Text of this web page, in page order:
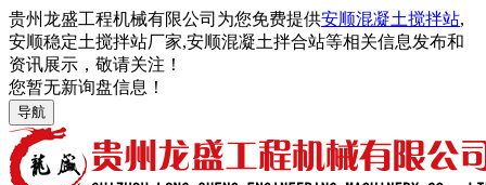
贵州龙盛工程机械有限公司为您免费提供安顺混凝土搅拌站,
安顺稳定土搅拌站厂家,安顺混凝土拌合站等相关信息发布和
资讯展示，敬请关注！
您暂无新询盘信息！
导航